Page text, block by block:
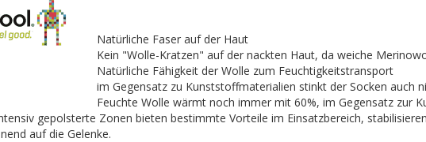
Natürliche Faser auf der Haut
Kein "Wolle-Kratzen" auf der nackten Haut, da weiche
Natürliche Fähigkeit der Wolle zum Feuchtigkeitstransport
im Gegensatz zu Kunststoffmaterialien stinkt der Socken auch
Feuchte Wolle wärmt noch immer mit 60%, im Gegensatz zur
gepolsterte Zonen bieten bestimmte Vorteile im Einsatzbereich,
auf die Gelenke.